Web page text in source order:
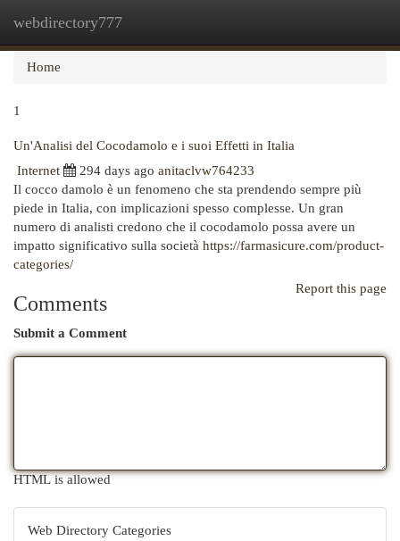
webdirectory777
Home
1
Un'Analisi del Cocodamolo e i suoi Effetti in Italia
Internet
294 days ago anitaclvw764233
Il cocco damolo è un fenomeno che sta prendendo sempre più
piede in Italia, con implicazioni spesso complesse. Un gran
numero di analisti credono che il cocodamolo possa avere un
impatto significativo sulla società https://farmasicure.com/product-
categories/
Report this page
Comments
Submit a Comment
HTML is allowed
Web Directory Categories